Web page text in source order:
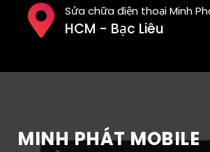
Sửa chữa điện thoại Minh
HCM - Bạc Liêu
MINH PHÁT MOBILE